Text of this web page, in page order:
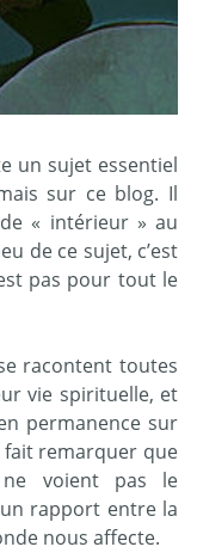
un sujet essentiel
sur ce blog. Il
« intérieur » au
de ce sujet, c’est
pas pour tout le
racontent toutes
vie spirituelle, et
permanence sur
fait remarquer que
ne voient pas le
rapport entre la
nous affecte.